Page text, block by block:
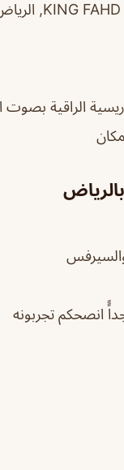
الراقية بصوت
انصحكم تجربونه